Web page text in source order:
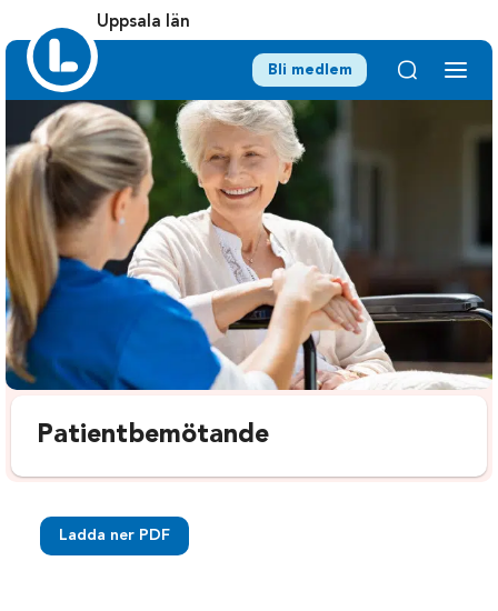
Uppsala län
Bli medlem
Patientbemötande
Ladda ner PDF